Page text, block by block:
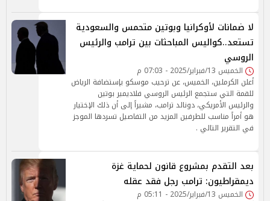
لا ضمانات لأوكرانيا وبوتين متحمس والسعودية
تستعد..كواليس المباحثات بين ترامب والرئيس
الروسي
الخميس 13/فبراير/2025 - 07:03 م
أعلن الكرملين، الخميس، عن ترحيب موسكو بإستضافة الرياض
للقمة التي ستجمع الرئيس الروسي فلاديمير بوتين
والرئيس الأمريكي، دونالد ترامب، مشيراً إلى أن ذلك الإختيار
هو أمراً مناسب للطرفين المزيد من التفاصيل تسردها الموجز
في التقرير التالي .
بعد التقدم بمشروع قانون لحماية غزة
ديمقراطيون: ترامب رجل فقد عقله
الخميس 13/فبراير/2025 - 05:11 م